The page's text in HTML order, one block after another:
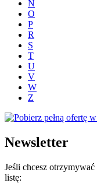
N
O
P
R
S
T
U
V
W
Z
Newsletter
Jeśli chcesz
listę: